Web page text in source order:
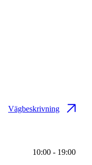
Vägbeskrivning
10:00 - 19:00